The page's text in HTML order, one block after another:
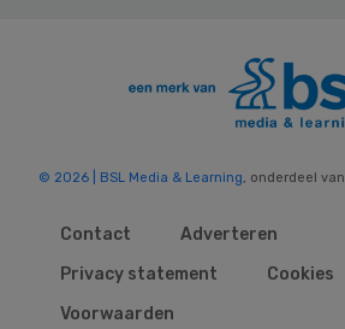
© 2026 | BSL Media & Learning, onderdeel van
Contact
Adverteren
Privacy statement
Cookies
Voorwaarden